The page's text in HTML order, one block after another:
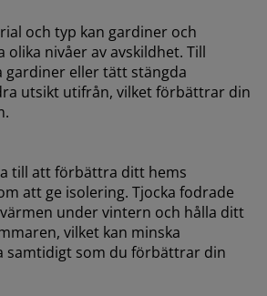
och typ kan gardiner och
nivåer av avskildhet. Till
gardiner eller tätt stängda
utsikt utifrån, vilket förbättrar din
till att förbättra ditt hems
att ge isolering. Tjocka fodrade
under vintern och hålla ditt
vilket kan minska
samtidigt som du förbättrar din